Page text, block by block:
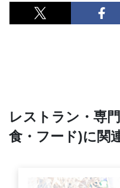
レストラン・専
食・フード)に関